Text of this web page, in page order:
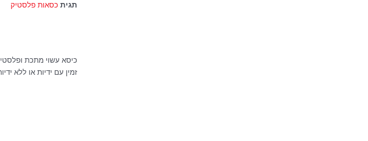
תגית כסאות פלסטיק
כיסא עשוי מתכת
זמין עם ידיות או ללא